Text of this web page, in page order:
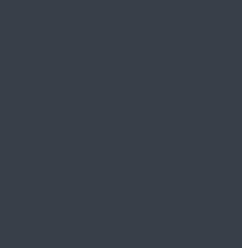
Entre los proyectos
la construcción del
Alemán, el
Río Sonora, la Unidad
rehabilitación del Hospital
fortalecimiento del
además del impulso a
ampliación de la
El gobernador Durazo